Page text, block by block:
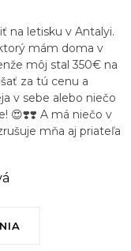
na letisku v Antalyi.
mám doma v
môj stal 350€ na
za tú cenu a
v sebe alebo niečo
😍❣️❣️ A má niečo v
mňa aj priateľa